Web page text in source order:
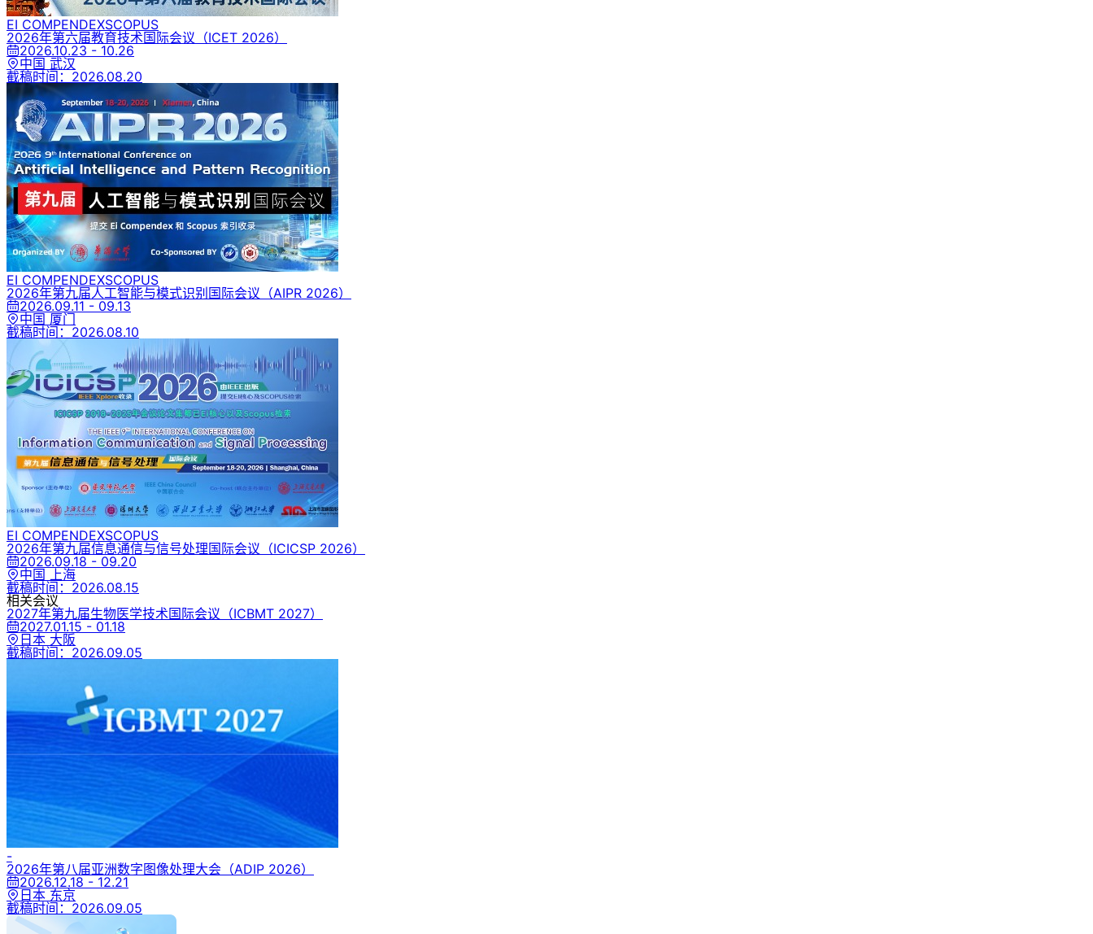
EI COMPENDEXSCOPUS
2026年第六届教育技术国际会议 （ICET 2026）
2026.10.23 - 10.26
中国 武汉
截稿时间： 2026.08.20
EI COMPENDEXSCOPUS
2026年第九届人工智能与模式识别国际会议 （AIPR 2026）
2026.09.11 - 09.13
中国 厦门
截稿时间： 2026.08.10
EI COMPENDEXSCOPUS
2026年第九届信息通信与信号处理国际会议 （ICICSP 2026）
2026.09.18 - 09.20
中国 上海
截稿时间： 2026.08.15
相关会议
2027年第九届生物医学技术国际会议 （ICBMT 2027）
2027.01.15 - 01.18
日本 大阪
截稿时间： 2026.09.05
-
2026年第八届亚洲数字图像处理大会 （ADIP 2026）
2026.12.18 - 12.21
日本 东京
截稿时间： 2026.09.05